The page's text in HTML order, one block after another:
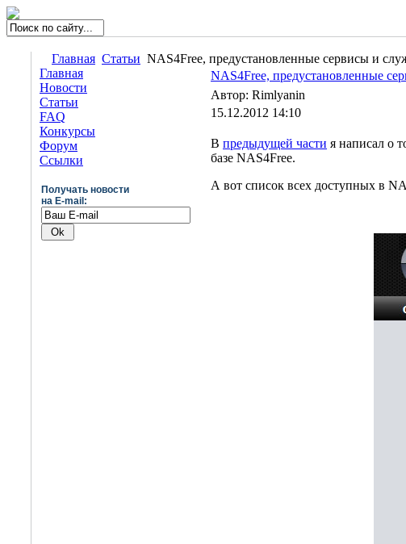
Главная Статьи NAS4Free, предустановленные сервисы и
Главная
Новости
Статьи
FAQ
Конкурсы
Форум
Ссылки
Получать новости
на E-mail:
NAS4Free, предустановленные
Автор: Rimlyanin
15.12.2012 14:10
В предыдущей части я написал о
базе NAS4Free.
А вот список всех доступных в